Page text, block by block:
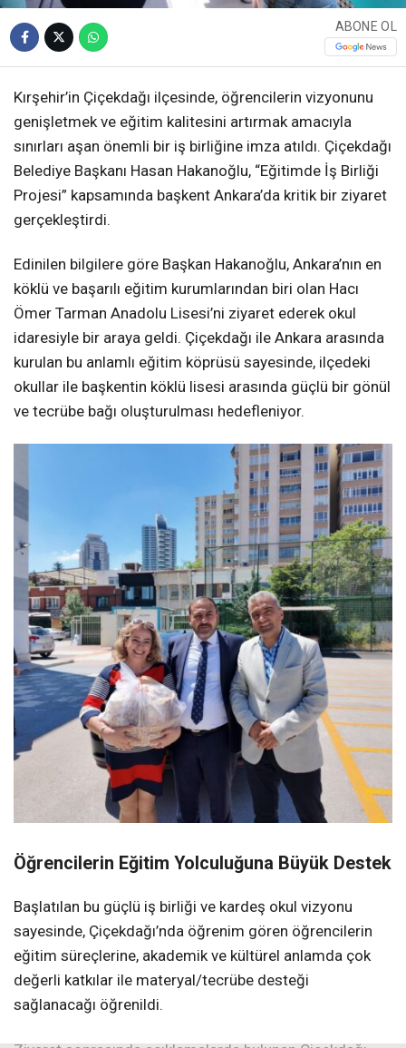
ABONE OL
Kırşehir’in Çiçekdağı ilçesinde, öğrencilerin vizyonunu
genişletmek ve eğitim kalitesini artırmak amacıyla
sınırları aşan önemli bir iş birliğine imza atıldı. Çiçekdağı
Belediye Başkanı Hasan Hakanoğlu, “Eğitimde İş Birliği
Projesi” kapsamında başkent Ankara’da kritik bir ziyaret
gerçekleştirdi.
Edinilen bilgilere göre Başkan Hakanoğlu, Ankara’nın en
köklü ve başarılı eğitim kurumlarından biri olan Hacı
Ömer Tarman Anadolu Lisesi’ni ziyaret ederek okul
idaresiyle bir araya geldi. Çiçekdağı ile Ankara arasında
kurulan bu anlamlı eğitim köprüsü sayesinde, ilçedeki
okullar ile başkentin köklü lisesi arasında güçlü bir gönül
ve tecrübe bağı oluşturulması hedefleniyor.
Öğrencilerin Eğitim Yolculuğuna Büyük Destek
Başlatılan bu güçlü iş birliği ve kardeş okul vizyonu
sayesinde, Çiçekdağı’nda öğrenim gören öğrencilerin
eğitim süreçlerine, akademik ve kültürel anlamda çok
değerli katkılar ile materyal/tecrübe desteği
sağlanacağı öğrenildi.